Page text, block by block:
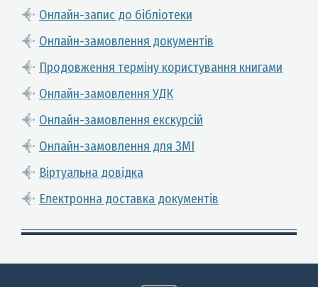
Онлайн-запис до бібліотеки
Онлайн-замовлення документів
Продовження терміну користування книгами
Онлайн-замовлення УДК
Онлайн-замовлення екскурсій
Онлайн-замовлення для ЗМІ
Віртуальна довідка
Електронна доставка документів